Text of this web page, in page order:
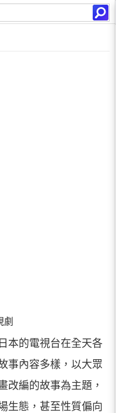
本的電視台在全天各
事內容多樣，以大眾
改編的故事為主題，
生態，甚至性質偏向